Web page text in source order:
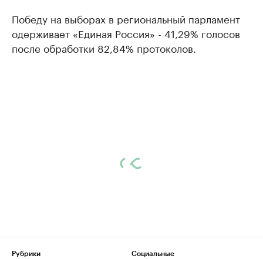
Победу на выборах в региональный парламент
одерживает «Единая Россия» - 41,29% голосов
после обработки 82,84% протоколов.
Рубрики
Социальные